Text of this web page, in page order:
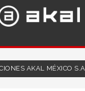
AKAL MÉXICO